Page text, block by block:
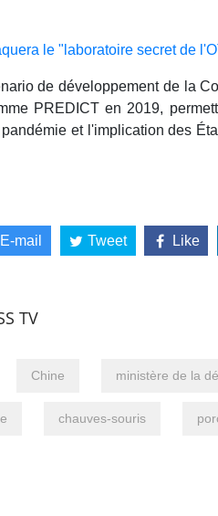
le "laboratoire secret de
de développement de la
PREDICT en 2019,
et l'implication des
E-mail Tweet Like
TV
Chine ministère de la
chauves-souris